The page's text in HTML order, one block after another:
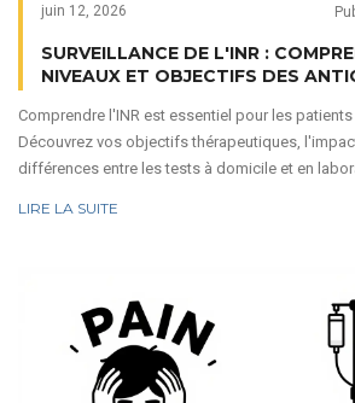
juin 12, 2026
SURVEILLANCE DE L'INR :
NIVEAUX ET OBJECTIFS DES
Comprendre l'INR est essentiel pour les
Découvrez vos objectifs thérapeutiques,
différences entre les tests à domicile et en
LIRE LA SUITE